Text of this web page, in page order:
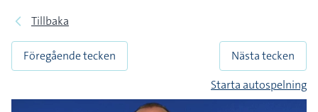
Tillbaka
Föregående tecken
Nästa tecken
Starta autospelning